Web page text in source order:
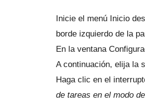
Inicie el menú Inicio
borde izquierdo de la
En la ventana
A continuación, elija la
Haga clic en el
de tareas en el modo